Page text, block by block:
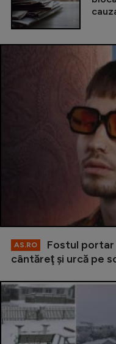
AS.RO
Fostul portar
cântăreţ şi urcă pe